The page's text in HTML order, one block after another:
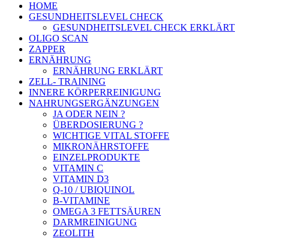
HOME
GESUNDHEITSLEVEL CHECK
GESUNDHEITSLEVEL CHECK ERKLÄRT
OLIGO SCAN
ZAPPER
ERNÄHRUNG
ERNÄHRUNG ERKLÄRT
ZELL- TRAINING
INNERE KÖRPERREINIGUNG
NAHRUNGSERGÄNZUNGEN
JA ODER NEIN ?
ÜBERDOSIERUNG ?
WICHTIGE VITAL STOFFE
MIKRONÄHRSTOFFE
EINZELPRODUKTE
VITAMIN C
VITAMIN D3
Q-10 / UBIQUINOL
B-VITAMINE
OMEGA 3 FETTSÄUREN
DARMREINIGUNG
ZEOLITH